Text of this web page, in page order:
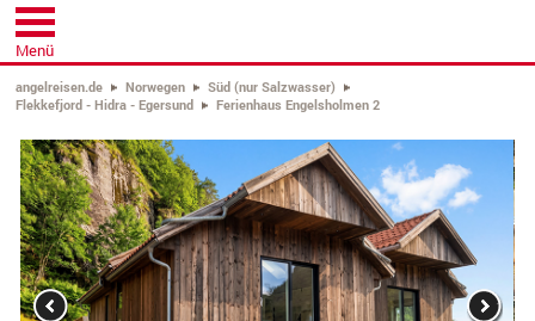
Menü
angelreisen.de Norwegen
Süd (nur Salzwasser)
Flekkefjord - Hidra - Egersund
Ferienhaus Engelsholmen 2